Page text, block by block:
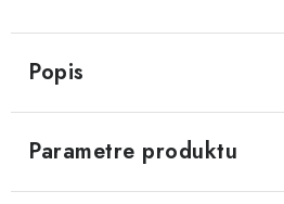
Popis
Parametre produktu